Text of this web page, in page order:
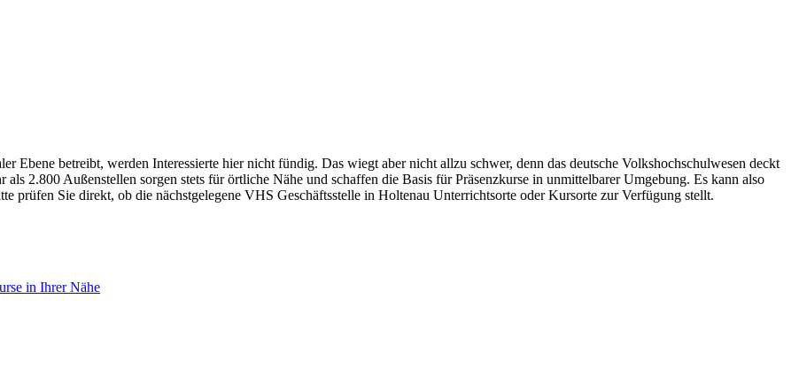
Ebene betreibt, werden Interessierte hier nicht fündig. Das wiegt aber nicht allzu schwer, denn das deutsche Volkshochschulwesen deckt
2.800 Außenstellen sorgen stets für örtliche Nähe und schaffen die Basis für Präsenzkurse in unmittelbarer Umgebung. Es kann also
prüfen Sie direkt, ob die nächstgelegene VHS Geschäftsstelle in Holtenau Unterrichtsorte oder Kursorte zur Verfügung stellt.
in Ihrer Nähe